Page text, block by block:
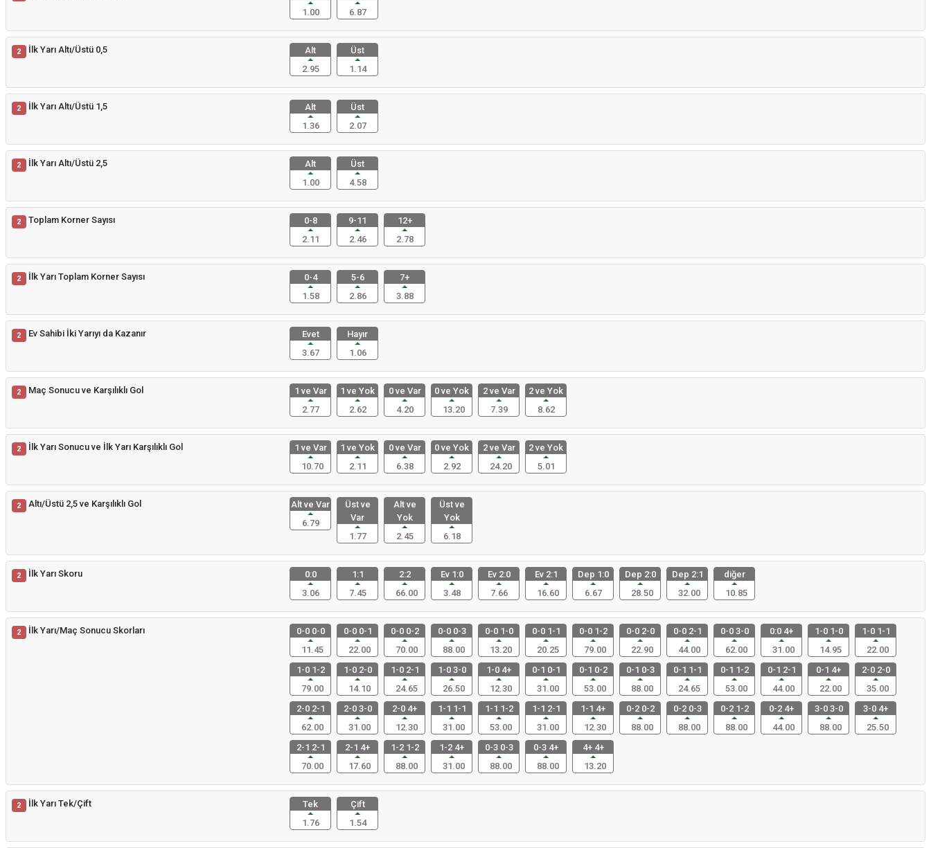
1.00
6.87
2 İlk Yarı Altı/Üstü 0,5
Alt
2.95
Üst
1.14
2 İlk Yarı Altı/Üstü 1,5
Alt
1.36
Üst
2.07
2 İlk Yarı Altı/Üstü 2,5
Alt
1.00
Üst
4.58
2 Toplam Korner Sayısı
0-8
2.11
9-11
2.46
12+
2.78
2 İlk Yarı Toplam Korner Sayısı
0-4
1.58
5-6
2.86
7+
3.88
2 Ev Sahibi İki Yarıyı da Kazanır
Evet
3.67
Hayır
1.06
2 Maç Sonucu ve Karşılıklı Gol
1 ve Var
2.77
1 ve Yok
2.62
0 ve Var
4.20
0 ve Yok
13.20
2 ve Var
7.39
2 ve Yok
8.62
2 İlk Yarı Sonucu ve İlk Yarı Karşılıklı Gol
1 ve Var
10.70
1 ve Yok
2.11
0 ve Var
6.38
0 ve Yok
2.92
2 ve Var
24.20
2 ve Yok
5.01
2 Altı/Üstü 2,5 ve Karşılıklı Gol
Alt ve Var
6.79
Üst ve
Var
1.77
Alt ve
Yok
2.45
Üst ve
Yok
6.18
2 İlk Yarı Skoru
0:0
3.06
1:1
7.45
2:2
66.00
Ev 1:0
3.48
Ev 2:0
7.66
Ev 2:1
16.60
Dep 1:0
6.67
Dep 2:0
28.50
Dep 2:1
32.00
diğer
10.85
2 İlk Yarı/Maç Sonucu Skorları
0-0 0-0
11.45
0-0 0-1
22.00
0-0 0-2
70.00
0-0 0-3
88.00
0-0 1-0
13.20
0-0 1-1
20.25
0-0 1-2
79.00
0-0 2-0
22.90
0-0 2-1
44.00
0-0 3-0
62.00
0:0 4+
31.00
1-0 1-0
14.95
1-0 1-1
22.00
1-0 1-2
79.00
1-0 2-0
14.10
1-0 2-1
24.65
1-0 3-0
26.50
1-0 4+
12.30
0-1 0-1
31.00
0-1 0-2
53.00
0-1 0-3
88.00
0-1 1-1
24.65
0-1 1-2
53.00
0-1 2-1
44.00
0-1 4+
22.00
2-0 2-0
35.00
2-0 2-1
62.00
2-0 3-0
31.00
2-0 4+
12.30
1-1 1-1
31.00
1-1 1-2
53.00
1-1 2-1
31.00
1-1 4+
12.30
0-2 0-2
88.00
0-2 0-3
88.00
0-2 1-2
88.00
0-2 4+
44.00
3-0 3-0
88.00
3-0 4+
25.50
2-1 2-1
70.00
2-1 4+
17.60
1-2 1-2
88.00
1-2 4+
31.00
0-3 0-3
88.00
0-3 4+
88.00
4+ 4+
13.20
2 İlk Yarı Tek/Çift
Tek
1.76
Çift
1.54